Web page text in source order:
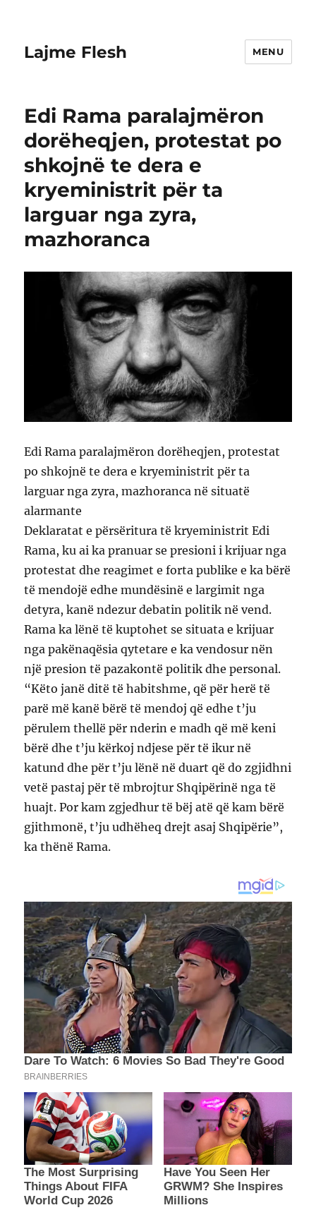
Lajme Flesh MENU
Edi Rama paralajmëron
dorëheqjen, protestat po
shkojnë te dera e
kryeministrit për ta
larguar nga zyra,
mazhoranca
Edi Rama paralajmëron dorëheqjen, protestat
po shkojnë te dera e kryeministrit për ta
larguar nga zyra, mazhoranca në situatë
alarmante
Deklaratat e përsëritura të kryeministrit Edi
Rama, ku ai ka pranuar se presioni i krijuar nga
protestat dhe reagimet e forta publike e ka bërë
të mendojë edhe mundësinë e largimit nga
detyra, kanë ndezur debatin politik në vend.
Rama ka lënë të kuptohet se situata e krijuar
nga pakënaqësia qytetare e ka vendosur nën
një presion të pazakontë politik dhe personal.
“Këto janë ditë të habitshme, që për herë të
parë më kanë bërë të mendoj që edhe t’ju
përulem thellë për nderin e madh që më keni
bërë dhe t’ju kërkoj ndjese për të ikur në
katund dhe për t’ju lënë në duart që do zgjidhni
vetë pastaj për të mbrojtur Shqipërinë nga të
huajt. Por kam zgjedhur të bëj atë që kam bërë
gjithmonë, t’ju udhëheq drejt asaj Shqipërie”,
ka thënë Rama.